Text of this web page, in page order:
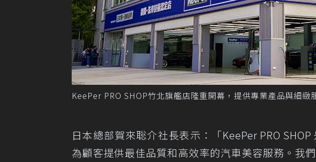
KeePer PRO SHOP竹北旗艦店隆重開幕，提供專業產品與細
日本總部賀來聡介社長表示：「KeePer PRO
為顧客提供最佳品質和高效率的汽車美容服務。我